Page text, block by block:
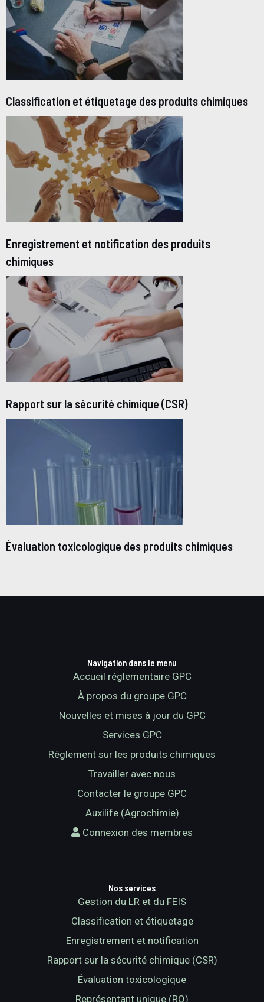
Classification et étiquetage des produits chimiques
Enregistrement et notification des produits
chimiques
Rapport sur la sécurité chimique (CSR)
Évaluation toxicologique des produits chimiques
Navigation dans le menu
Accueil réglementaire GPC
À propos du groupe GPC
Nouvelles et mises à jour du GPC
Services GPC
Règlement sur les produits chimiques
Travailler avec nous
Contacter le groupe GPC
Auxilife (Agrochimie)
Connexion des membres
Nos services
Gestion du LR et du FEIS
Classification et étiquetage
Enregistrement et notification
Rapport sur la sécurité chimique (CSR)
Évaluation toxicologique
Représentant unique (RO)